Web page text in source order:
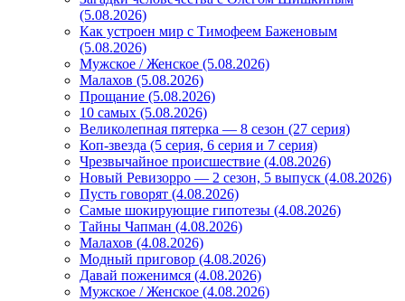
(5.08.2026)
Как устроен мир с Тимофеем Баженовым
(5.08.2026)
Мужское / Женское (5.08.2026)
Малахов (5.08.2026)
Прощание (5.08.2026)
10 самых (5.08.2026)
Великолепная пятерка — 8 сезон (27 серия)
Коп-звезда (5 серия, 6 серия и 7 серия)
Чрезвычайное происшествие (4.08.2026)
Новый Ревизорро — 2 сезон, 5 выпуск (4.08.2026)
Пусть говорят (4.08.2026)
Самые шокирующие гипотезы (4.08.2026)
Тайны Чапман (4.08.2026)
Малахов (4.08.2026)
Модный приговор (4.08.2026)
Давай поженимся (4.08.2026)
Мужское / Женское (4.08.2026)